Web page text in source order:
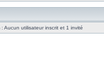
Aucun utilisateur inscrit et 1 invité